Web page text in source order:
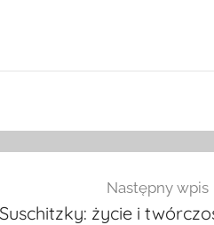
Następny wpis
życie i